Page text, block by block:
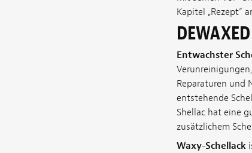
Kapitel „Rezept“
Entwachster
Reparaturen und
entstehende
Shellac hat eine
zusätzlichem
Waxy-Schellack